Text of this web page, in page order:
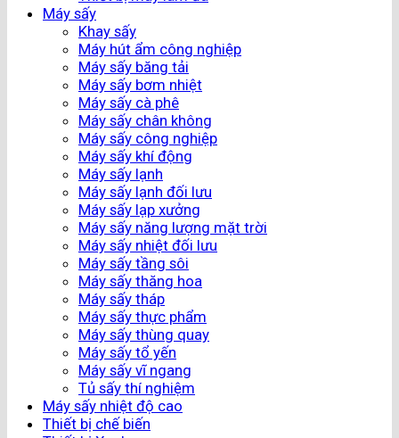
Máy sấy
Khay sấy
Máy hút ẩm công nghiệp
Máy sấy băng tải
Máy sấy bơm nhiệt
Máy sấy cà phê
Máy sấy chân không
Máy sấy công nghiệp
Máy sấy khí động
Máy sấy lạnh
Máy sấy lạnh đối lưu
Máy sấy lạp xưởng
Máy sấy năng lượng mặt trời
Máy sấy nhiệt đối lưu
Máy sấy tầng sôi
Máy sấy thăng hoa
Máy sấy tháp
Máy sấy thực phẩm
Máy sấy thùng quay
Máy sấy tổ yến
Máy sấy vĩ ngang
Tủ sấy thí nghiệm
Máy sấy nhiệt độ cao
Thiết bị chế biến